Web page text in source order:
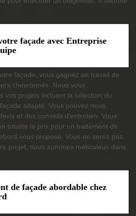
façade avec Entreprise
façade, vous gagnez un travail de
chevronnés. Nous vous
vos projets incluant la sélection du
adapté. Vous pouvez nous
et des conseils d’entretien. Vous
totalité le prix pour un traitement de
vous propose. Vous ne serez pas
projet, nous sommes méticuleux dans
de façade abordable chez